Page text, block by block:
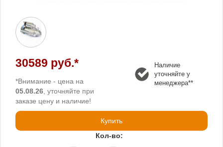
30589 руб.*
*Внимание - цена на
05.08.26 , уточняйте при
заказе цену и наличие!
Наличие
уточняйте у
менеджера**
Купить
Кол-во: